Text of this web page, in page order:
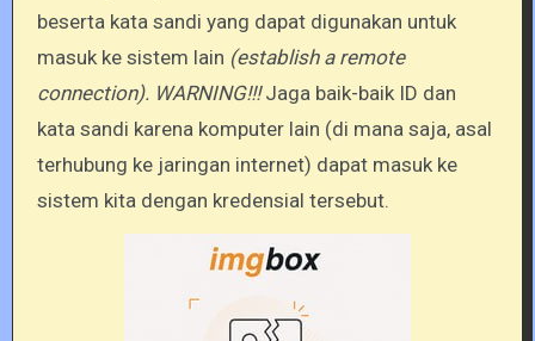
beserta kata sandi yang dapat digunakan untuk
masuk ke sistem lain (establish a remote
connection). WARNING!!!Jaga baik-baik ID dan
kata sandi karena komputer lain (di mana saja, asal
terhubung ke jaringan internet) dapat masuk ke
sistem kita dengan kredensial tersebut.